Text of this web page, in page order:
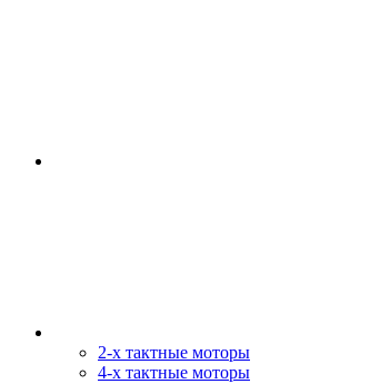
2-х тактные моторы
4-х тактные моторы